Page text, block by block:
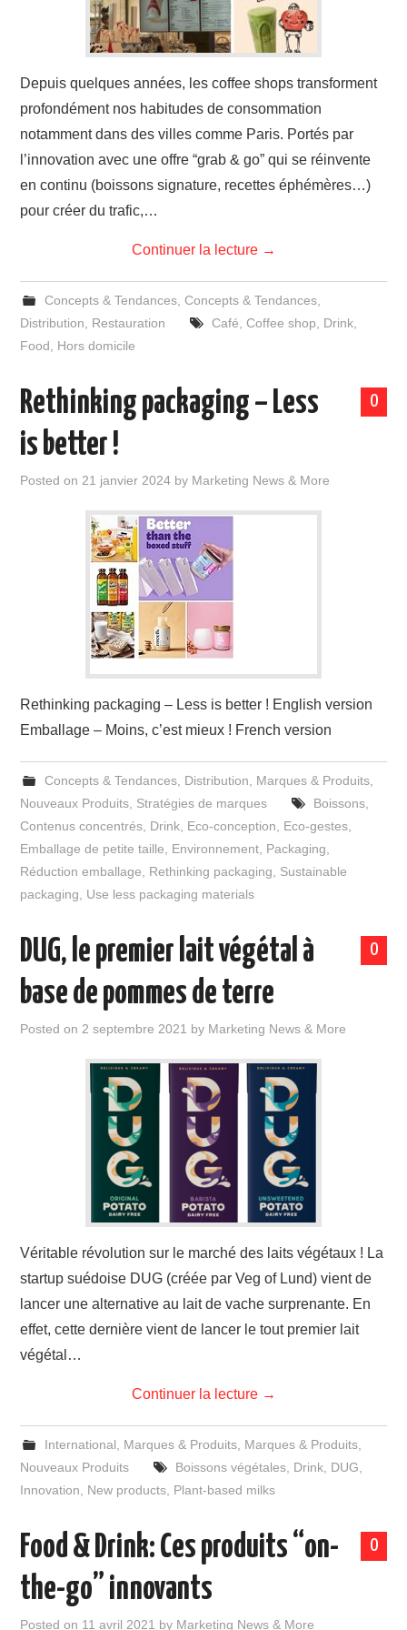
Depuis quelques années, les coffee shops transforment
profondément nos habitudes de consommation
notamment dans des villes comme Paris. Portés par
l’innovation avec une offre “grab & go” qui se réinvente
en continu (boissons signature, recettes éphémères…)
pour créer du trafic,…
Continuer la lecture →
Concepts & Tendances, Concepts & Tendances,
Distribution
Restauration Café Coffee shop Drink,
Food
Hors domicile
0
Rethinking packaging – Less
is better !
Posted on 21 janvier 2024 by Marketing News & More
Rethinking packaging – Less is better ! English version
Emballage – Moins, c’est mieux ! French version
Concepts & Tendances, Distribution Marques & Produits,
Nouveaux Produits Stratégies de marques Boissons,
Contenus concentrés Drink Eco-conception Eco-gestes
Emballage de petite taille
Environnement Packaging
Réduction emballage
Rethinking packaging
Sustainable
packaging
Use less packaging materials
0
DUG, le premier lait végétal à
base de pommes de terre
Posted on 2 septembre 2021 by Marketing News & More
Véritable révolution sur le marché des laits végétaux ! La
startup suédoise DUG (créée par Veg of Lund) vient de
lancer une alternative au lait de vache surprenante. En
effet, cette dernière vient de lancer le tout premier lait
végétal…
Continuer la lecture →
International Marques & Produits, Marques & Produits,
Nouveaux Produits
Boissons végétales, Drink, DUG
Innovation
New products Plant-based milks
0
Food & Drink: Ces produits “on-
the-go” innovants
Posted on 11 avril 2021 by Marketing News & More